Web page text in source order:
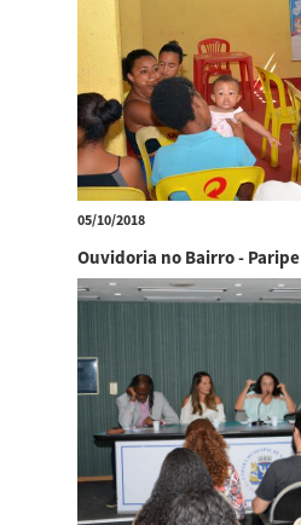
05/10/2018
Ouvidoria no Bairro - Paripe